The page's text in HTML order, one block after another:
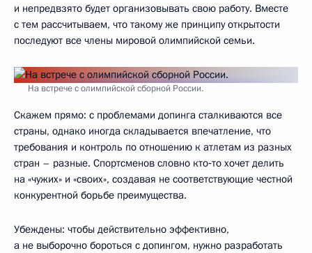
и непредвзято будет организовывать свою работу. Вместе
с тем рассчитываем, что такому же принципу открытости
последуют все члены мировой олимпийской семьи.
На встрече с олимпийской сборной России.
Скажем прямо: с проблемами допинга сталкиваются все
страны, однако иногда складывается впечатление, что
требования и контроль по отношению к атлетам из разных
стран – разные. Спортсменов словно кто‑то хочет делить
на «чужих» и «своих», создавая не соответствующие честной
конкурентной борьбе преимущества.
Убеждены: чтобы действительно эффективно,
а не выборочно бороться с допингом, нужно разработать